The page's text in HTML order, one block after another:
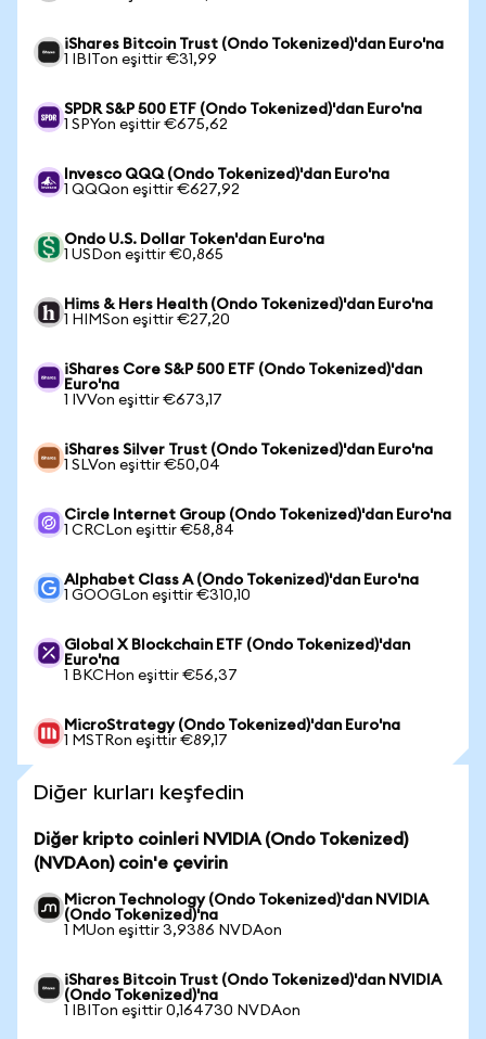
iShares Bitcoin Trust (Ondo Tokenized)'dan Euro'na
1 IBITon eşittir €31,99
SPDR S&P 500 ETF (Ondo Tokenized)'dan Euro'na
1 SPYon eşittir €675,62
Invesco QQQ (Ondo Tokenized)'dan Euro'na
1 QQQon eşittir €627,92
Ondo U.S. Dollar Token'dan Euro'na
1 USDon eşittir €0,865
Hims & Hers Health (Ondo Tokenized)'dan Euro'na
1 HIMSon eşittir €27,20
iShares Core S&P 500 ETF (Ondo Tokenized)'dan
Euro'na
1 IVVon eşittir €673,17
iShares Silver Trust (Ondo Tokenized)'dan Euro'na
1 SLVon eşittir €50,04
Circle Internet Group (Ondo Tokenized)'dan Euro'na
1 CRCLon eşittir €58,84
Alphabet Class A (Ondo Tokenized)'dan Euro'na
1 GOOGLon eşittir €310,10
Global X Blockchain ETF (Ondo Tokenized)'dan
Euro'na
1 BKCHon eşittir €56,37
MicroStrategy (Ondo Tokenized)'dan Euro'na
1 MSTRon eşittir €89,17
Diğer kurları keşfedin
Diğer kripto coinleri NVIDIA (Ondo Tokenized)
(NVDAon) coin'e çevirin
Micron Technology (Ondo Tokenized)'dan NVIDIA
(Ondo Tokenized)'na
1 MUon eşittir 3,9386 NVDAon
iShares Bitcoin Trust (Ondo Tokenized)'dan NVIDIA
(Ondo Tokenized)'na
1 IBITon eşittir 0,164730 NVDAon